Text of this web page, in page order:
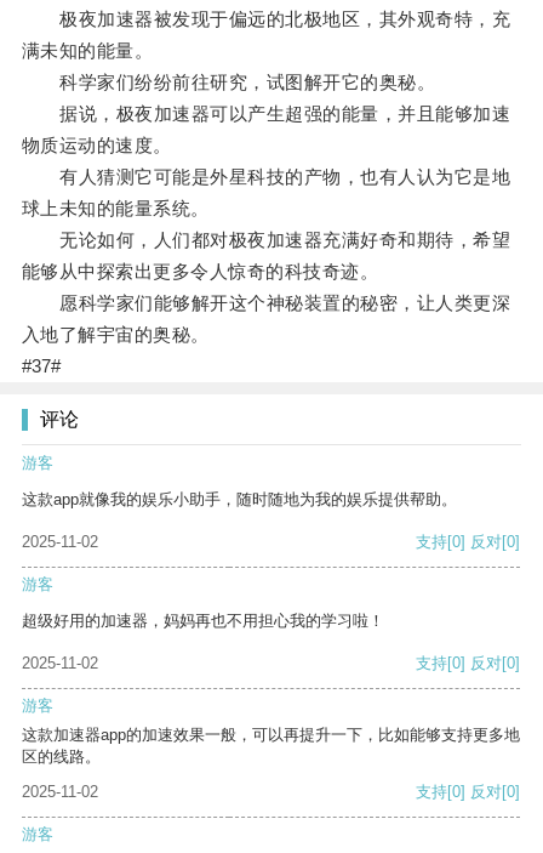
极夜加速器被发现于偏远的北极地区，其外观奇特，充
满未知的能量。
科学家们纷纷前往研究，试图解开它的奥秘。
据说，极夜加速器可以产生超强的能量，并且能够加速
物质运动的速度。
有人猜测它可能是外星科技的产物，也有人认为它是地
球上未知的能量系统。
无论如何，人们都对极夜加速器充满好奇和期待，希望
能够从中探索出更多令人惊奇的科技奇迹。
愿科学家们能够解开这个神秘装置的秘密，让人类更深
入地了解宇宙的奥秘。
#37#
评论
游客
这款app就像我的娱乐小助手，随时随地为我的娱乐提供帮助。
2025-11-02 支持[0] 反对[0]
游客
超级好用的加速器，妈妈再也不用担心我的学习啦！
2025-11-02 支持[0] 反对[0]
游客
这款加速器app的加速效果一般，可以再提升一下，比如能够支持更多地
区的线路。
2025-11-02
支持[0] 反对[0]
游客